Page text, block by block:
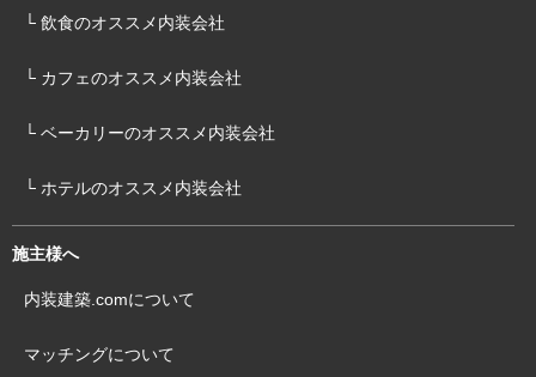
└ 飲食のオススメ内装会社
└ カフェのオススメ内装会社
└ ベーカリーのオススメ内装会社
└ ホテルのオススメ内装会社
施主様へ
内装建築.comについて
マッチングについて